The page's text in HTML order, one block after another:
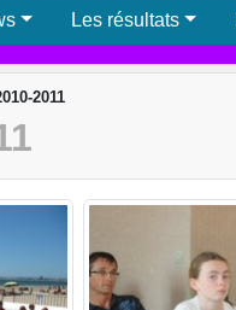
Les résultats
2011